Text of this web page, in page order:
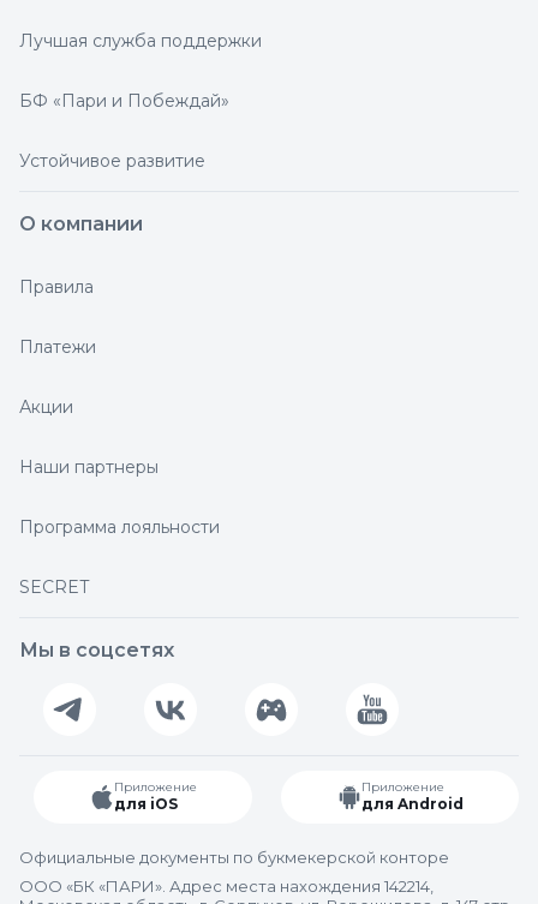
Лучшая служба поддержки
БФ «Пари и Побеждай»
Устойчивое развитие
О компании
Правила
Платежи
Акции
Наши партнеры
Программа лояльности
SECRET
Мы в соцсетях
Приложение
для iOS
Приложение
для Android
Официальные документы по букмекерской конторе
ООО «БК «ПАРИ». Адрес места нахождения 142214,